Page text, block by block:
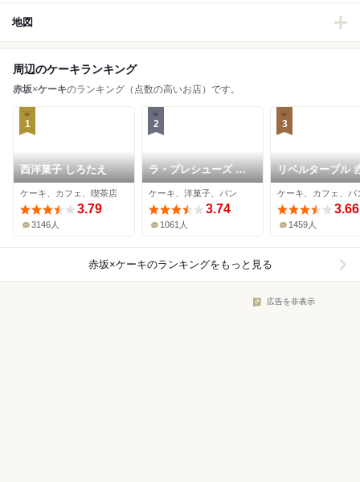
地図
周辺のケーキランキング
赤坂×ケーキのランキング（点数の高いお店）です。
1
西洋菓子 しろたえ
ケーキ、カフェ、喫茶店
3.79
3146人
2
ラ・プレシューズ 紀
尾井町店
ケーキ、洋菓子、パン
3.74
1061人
3
リベルターブル
店
ケーキ、カフェ、パ
3.66
1459人
赤坂×ケーキのランキングをもっと見る
広告を非表示